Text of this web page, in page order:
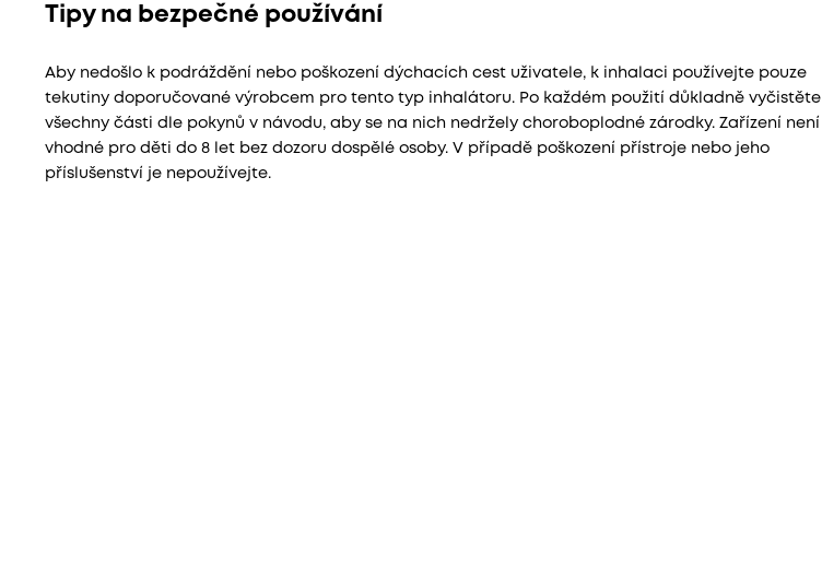
Tipy na bezpečné používání
Aby nedošlo k podráždění nebo poškození dýchacích cest uživatele, k inhalaci používejte pouze
tekutiny doporučované výrobcem pro tento typ inhalátoru. Po každém použití důkladně vyčistěte
všechny části dle pokynů v návodu, aby se na nich nedržely choroboplodné zárodky. Zařízení není
vhodné pro děti do 8 let bez dozoru dospělé osoby. V případě poškození přístroje nebo jeho
příslušenství je nepoužívejte.